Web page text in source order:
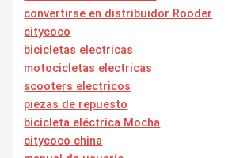
convertirse en distribuidor Rooder
citycoco
bicicletas electricas
motocicletas electricas
scooters electricos
piezas de repuesto
bicicleta eléctrica Mocha
citycoco china